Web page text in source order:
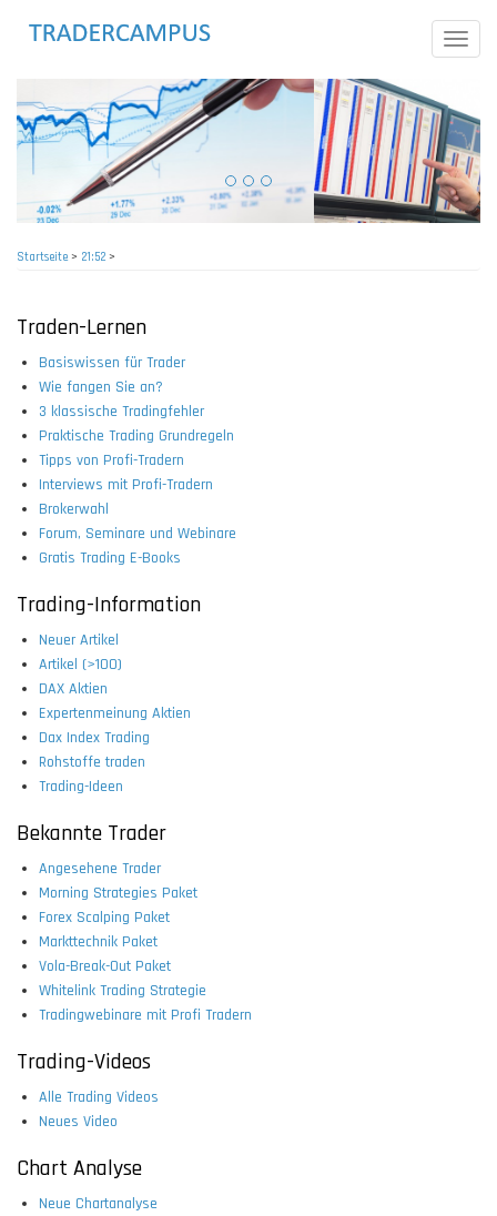
Toggle
Startseite> 21:52 >
Traden-Lernen
Basiswissen für Trader
Wie fangen Sie an?
3 klassische Tradingfehler
Praktische Trading Grundregeln
Tipps von Profi-Tradern
Interviews mit Profi-Tradern
Brokerwahl
Forum, Seminare und Webinare
Gratis Trading E-Books
Trading-Information
Neuer Artikel
Artikel (>100)
DAX Aktien
Expertenmeinung Aktien
Dax Index Trading
Rohstoffe traden
Trading-Ideen
Bekannte Trader
Angesehene Trader
Morning Strategies Paket
Forex Scalping Paket
Markttechnik Paket
Vola-Break-Out Paket
Whitelink Trading Strategie
Tradingwebinare mit Profi Tradern
Trading-Videos
Alle Trading Videos
Neues Video
Chart Analyse
Neue Chartanalyse